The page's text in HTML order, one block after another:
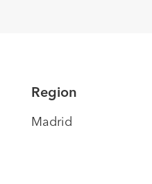
Region
Madrid